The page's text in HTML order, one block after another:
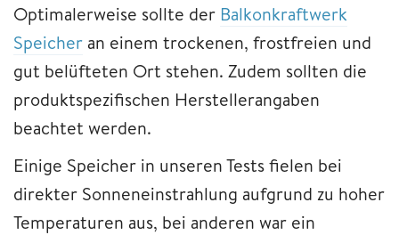
Optimalerweise sollte der Balkonkraftwerk
Speicher an einem trockenen, frostfreien und
gut belüfteten Ort stehen. Zudem sollten die
produktspezifischen Herstellerangaben
beachtet werden.
Einige Speicher in unseren Tests fielen bei
direkter Sonneneinstrahlung aufgrund zu hoher
Temperaturen aus, bei anderen war ein